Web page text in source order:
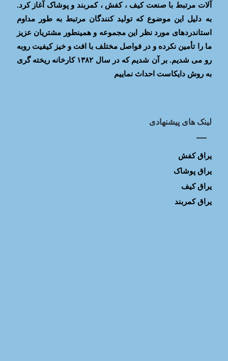
آلات مرتبط با صنعت کیف ، کفش ، کمربند و پوشاک آغاز کرد.
به دلیل این موضوع که تولید کنندگان مرتبط به طور مداوم
استاندردهای مورد نظر این مجموعه و همینطور مشتریان عزیز
ما را تأمین نکرده و در فواصل مختلف با افت و خیز کیفیت روبه
رو می شدیم. بر آن شدیم که در سال ۱۳۸۲ کارخانه ریخته گری
به روش دایکاست احداث نماییم
لینک های پیشنهادی
یراق کفش
یراق پوشاک
یراق کیف
یراق کمربند